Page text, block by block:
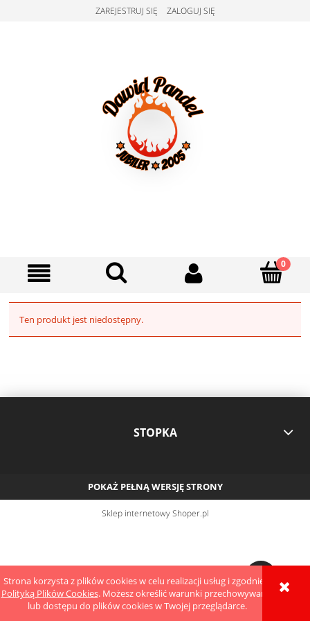
Strona korzysta z plików cookies w celu realizacji usług i zgodnie z
Polityką Plików Cookies. Możesz określić warunki przechowywania
lub dostępu do plików cookies w Twojej przeglądarce.
ZAREJESTRUJ SIĘ ZALOGUJ SIĘ
Ten produkt jest niedostępny.
STOPKA
POKAŻ PEŁNĄ WERSJĘ STRONY
Sklep internetowy Shoper.pl